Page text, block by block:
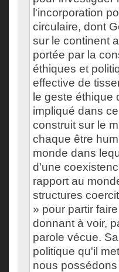
l'incorporation
circulaire, dont
sur le continent
portée par la
éthiques et
effective de
le geste éthique
impliqué dans
construit sur le
chaque être
monde dans
d'une
rapport au
structures
» pour partir
donnant à voir,
parole vécue.
politique qu'il
nous